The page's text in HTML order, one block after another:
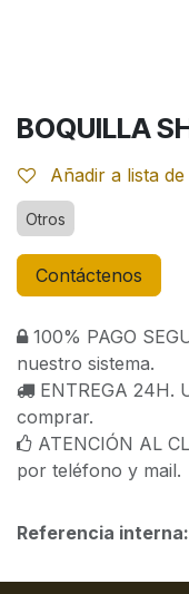
BOQUILLA
Añadir a lista de
Otros
Contáctenos
100% PAGO
nuestro sistema.
ENTREGA 24H.
comprar.
ATENCIÓN AL
por teléfono y mail.
Referencia interna: